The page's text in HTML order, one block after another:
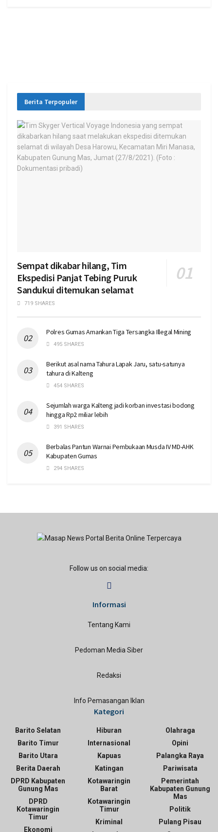
Berita Terpopuler
Sempat dikabar hilang, Tim
Ekspedisi Panjat Tebing Puruk
Sandukui ditemukan selamat
719 SHARES
Polres Gumas Amankan Tiga Tersangka Illegal Mining
495 SHARES
Berikut asal nama Tahura Lapak Jaru, satu-satunya
tahura di Kalteng
454 SHARES
Sejumlah warga Kalteng jadi korban investasi bodong
hingga Rp2 miliar lebih
391 SHARES
Berbalas Pantun Warnai Pembukaan Musda IV MD-AHK
Kabupaten Gumas
294 SHARES
Follow us on social media:
Informasi
Tentang Kami
Pedoman Media Siber
Redaksi
Info Pemasangan Iklan
Kategori
Barito Selatan
Barito Timur
Barito Utara
Berita Daerah
DPRD Kabupaten
Gunung Mas
DPRD
Kotawaringin
Timur
Ekonomi
Hiburan
Internasional
Kapuas
Katingan
Kotawaringin
Barat
Kotawaringin
Timur
Kriminal
Olahraga
Opini
Palangka Raya
Pariwisata
Pemerintah
Kabupaten Gunung
Mas
Politik
Pulang Pisau